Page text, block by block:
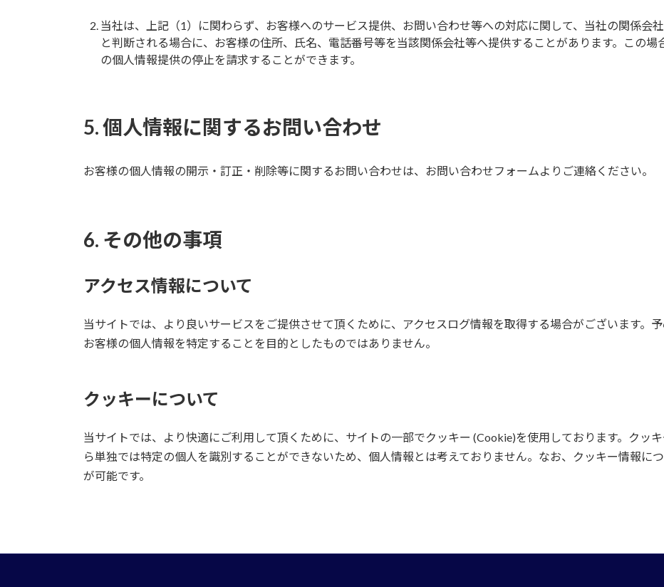
当社は、上記（1）に関わらず、お客様へのサービス提供、お問い合わせ等への対応に関して、当社の関係会
と判断される場合に、お客様の住所、氏名、電話番号等を当該関係会社等へ提供することがあります。この
の個人情報提供の停止を請求することができます。
5. 個人情報に関するお問い合わせ
お客様の個人情報の開示・訂正・削除等に関するお問い合わせは、お問い合わせフォームよりご連絡ください。
6. その他の事項
アクセス情報について
当サイトでは、より良いサービスをご提供させて頂くために、アクセスログ情報を取得する場合がございます。
お客様の個人情報を特定することを目的としたものではありません。
クッキーについて
当サイトでは、より快適にご利用して頂くために、サイトの一部でクッキー (Cookie)を使用しております。クッ
ら単独では特定の個人を識別することができないため、個人情報とは考えておりません。なお、クッキー情報に
が可能です。